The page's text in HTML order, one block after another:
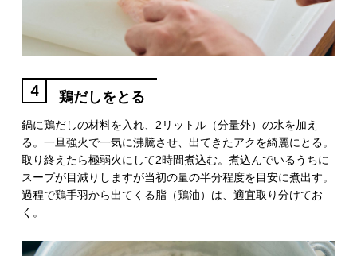
4 鶏だしをとる
鍋に鶏だしの材料を入れ、2リットル（分量外）の水を加え
る。一旦強火で一気に沸騰させ、出てきたアクを綺麗にとる。
取り終えたら極弱火にして2時間煮込む。煮込んでいるうちに
スープが目減りしますが当初の量の半分程度を目安に煮出す。
過程で鶏手羽から出てくる脂（鶏油）は、適宜取り分けてお
く。